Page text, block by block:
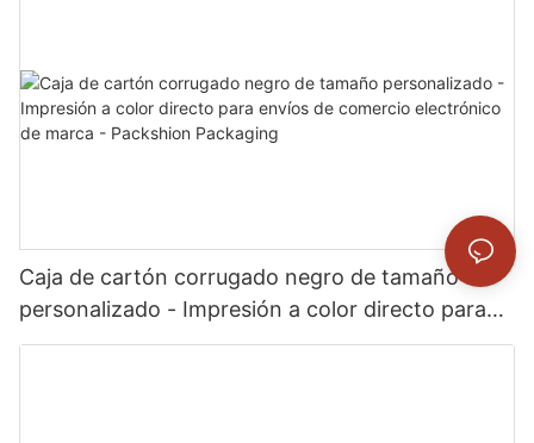
Caja de cartón corrugado negro de tamaño
personalizado - Impresión a color directo para
envíos de comercio electrónico de marca -